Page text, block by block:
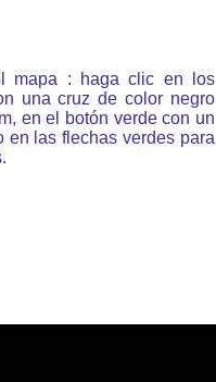
mapa : haga clic en los
una cruz de color negro
en el botón verde con un
en las flechas verdes para